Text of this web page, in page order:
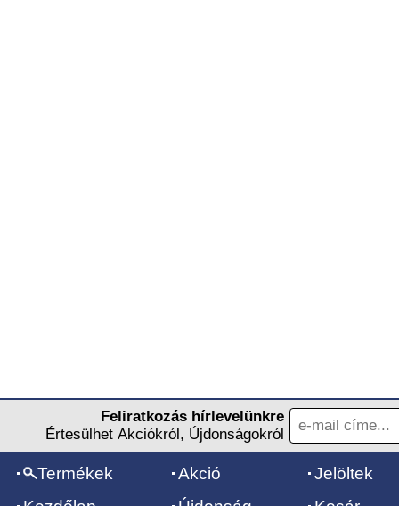
Feliratkozás hírlevelünkre
Értesülhet Akciókról, Újdonságokról
Termékek
Akció
Jelöltek